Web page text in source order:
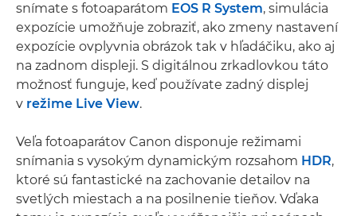
snímate s fotoaparátom EOS R System, simulácia
expozície umožňuje zobraziť, ako zmeny nastavení
expozície ovplyvnia obrázok tak v hľadáčiku, ako aj
na zadnom displeji. S digitálnou zrkadlovkou táto
možnosť funguje, keď používate zadný displej
v režime Live View.
Veľa fotoaparátov Canon disponuje režimami
snímania s vysokým dynamickým rozsahom HDR,
ktoré sú fantastické na zachovanie detailov na
svetlých miestach a na posilnenie tieňov. Vďaka